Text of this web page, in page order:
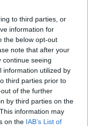
to third parties, or
information for
the below opt-out
note that after your
continue seeing
information utilized by
third parties prior to
of the further
by third parties on the
information may
on the IAB’s List of
στοGoogle News
.
νέα της ημέρας